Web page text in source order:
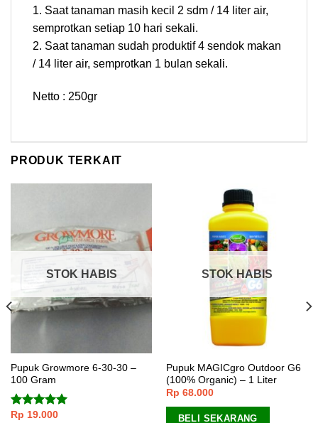
1. Saat tanaman masih kecil 2 sdm / 14 liter air,
semprotkan setiap 10 hari sekali.
2. Saat tanaman sudah produktif 4 sendok makan
/ 14 liter air, semprotkan 1 bulan sekali.
Netto : 250gr
PRODUK TERKAIT
STOK HABIS
Pupuk Growmore 6-30-30 –
100 Gram
Dinilai5.00
Rp 19.000
STOK HABIS
Pupuk MAGICgro Outdoor G6
(100% Organic) – 1 Liter
Rp 68.000
BELI SEKARANG